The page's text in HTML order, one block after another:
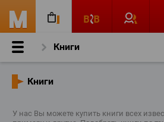
Книги
Книги
У нас Вы можете купить книги всех